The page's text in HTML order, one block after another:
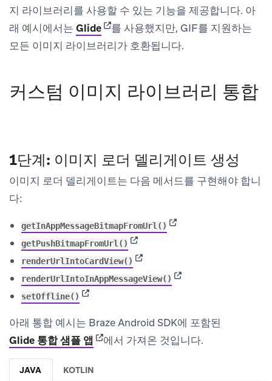
지 라이브러리를 사용할 수 있는 기능을 제공합니다. 아
래 예시에서는 Glide(opens in new tab)
를 사용했지만, GIF를 지원하는
모든 이미지 라이브러리가 호환됩니다.
커스텀 이미지 라이브러리 통합
1단계: 이미지 로더 델리게이트 생성
이미지 로더 델리게이트는 다음 메서드를 구현해야 합니
다:
getInAppMessageBitmapFromUrl() (opens in new tab)
getPushBitmapFromUrl() (opens in new tab)
renderUrlIntoCardView() (opens in new tab)
renderUrlIntoInAppMessageView() (opens in new tab)
setOffline() (opens in new tab)
아래 통합 예시는 Braze Android SDK에 포함된
Glide 통합 샘플 앱 (opens in new tab)
에서 가져온 것입니다.
JAVA KOTLIN